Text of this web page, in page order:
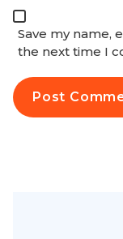
Save my name,
the next time I